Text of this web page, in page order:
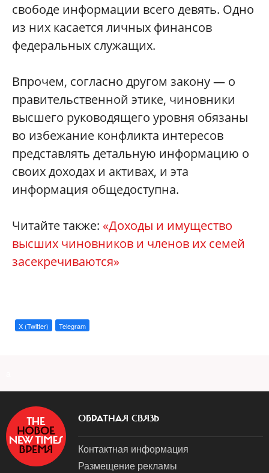
свободе информации всего девять. Одно
из них касается личных финансов
федеральных служащих.
Впрочем, согласно другом закону — о
правительственной этике, чиновники
высшего руководящего уровня обязаны
во избежание конфликта интересов
представлять детальную информацию о
своих доходах и активах, и эта
информация общедоступна.
Читайте также: «Доходы и имущество
высших чиновников и членов их семей
засекречиваются»
X (Twitter) Telegram
ОБРАТНАЯ СВЯЗЬ
Контактная информация
Размещение рекламы